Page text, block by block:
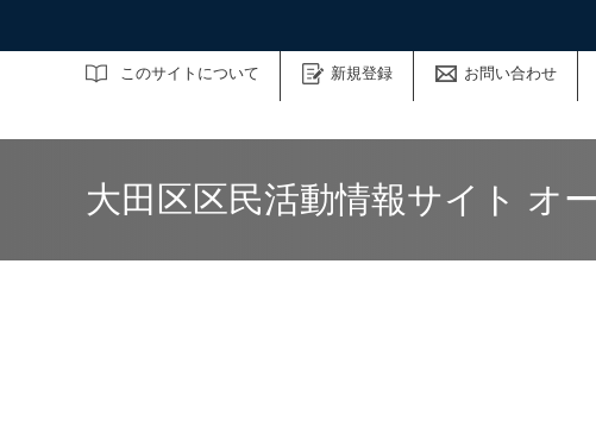
このサイトについて 新規登録 お問い合わせ
サイト内検索
大田区区民活動情報サイト オ